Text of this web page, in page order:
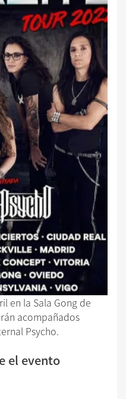
en la Sala Gong de
acompañados
Psycho.
el evento